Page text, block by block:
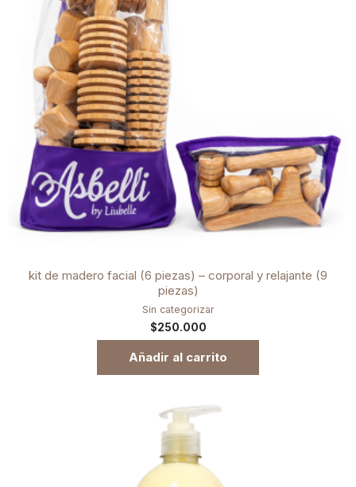
kit de madero facial (6 piezas) – corporal y relajante (9
piezas)
Sin categorizar
$250.000
Añadir al carrito